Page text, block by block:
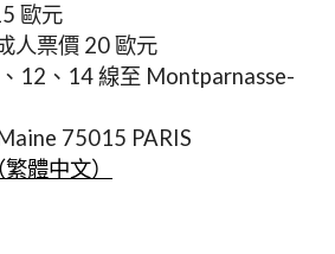
歐元
人票價 20 歐元
12、14 線至 Montparnasse-
75015 PARIS
體中文）